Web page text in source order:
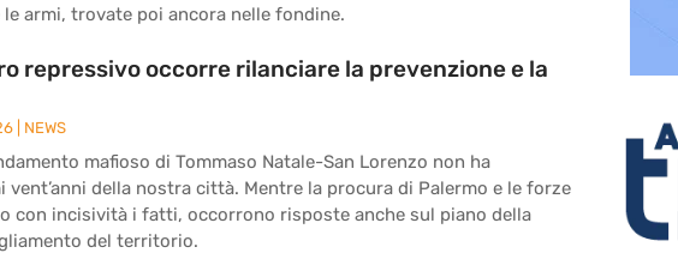
armi, trovate poi ancora nelle fondine.
repressivo occorre rilanciare la prevenzione e la
NEWS
mafioso di Tommaso Natale-San Lorenzo non ha
della nostra città. Mentre la procura di Palermo e le forze
con incisività i fatti, occorrono risposte anche sul piano della
del territorio.